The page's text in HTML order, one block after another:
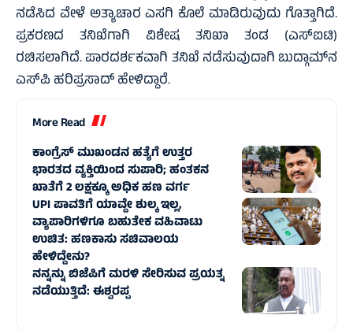
ನಡೆಸಿದ ವೇಳೆ ಅತ್ಯಾಚಾರ ಎಸಗಿ ಕೊಲೆ ಮಾಡಿರುವುದು ಗೊತ್ತಾಗಿದೆ.
ಪ್ರಕರಣದ ತನಿಖೆಗಾಗಿ ವಿಶೇಷ ತನಿಖಾ ತಂಡ (ಎಸ್‌ಐಟಿ)
ರಚಿಸಲಾಗಿದೆ. ಪಾರದರ್ಶಕವಾಗಿ ತನಿಖೆ ನಡೆಸುವುದಾಗಿ ಬುದ್ಗಾಮ್‌ನ
ಎಸ್‌ಪಿ ಹರಿಪ್ರಸಾದ್ ಹೇಳಿದ್ದಾರೆ.
More Read
ಕಾಂಗ್ರೆಸ್‌ ಮುಖಂಡನ ಹತ್ಯೆಗೆ ಉತ್ತರ
ಭಾರತದ ವ್ಯಕ್ತಿಯಿಂದ ಸುಪಾರಿ; ಹಂತಕನ
ಖಾತೆಗೆ 2 ಲಕ್ಷಕ್ಕೂ ಅಧಿಕ ಹಣ ವರ್ಗ
UPI ಪಾವತಿಗೆ ಯಾವ್ದೇ ಶುಲ್ಕ ಇಲ್ಲ,
ವ್ಯಾಪಾರಿಗಳಿಗೂ ಬಹುತೇಕ ವಹಿವಾಟು
ಉಚಿತ: ಹಣಕಾಸು ಸಚಿವಾಲಯ
ಹೇಳಿದ್ದೇನು?
ನನ್ನನ್ನು ಬಿಜೆಪಿಗೆ ಮರಳಿ ಸೇರಿಸುವ ಪ್ರಯತ್ನ
ನಡೆಯುತ್ತಿದೆ: ಈಶ್ವರಪ್ಪ